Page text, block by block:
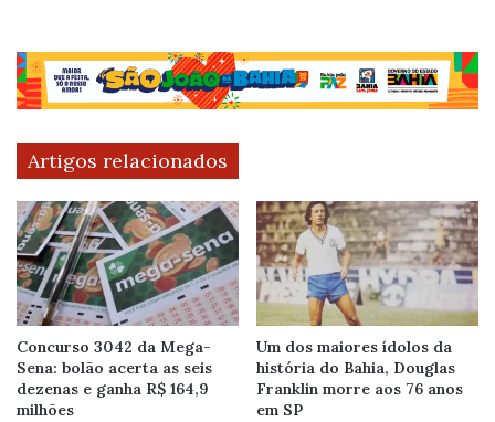
Artigos relacionados
Concurso 3042 da Mega-
Sena: bolão acerta as seis
dezenas e ganha R$ 164,9
milhões
Um dos maiores ídolos da
história do Bahia, Douglas
Franklin morre aos 76 anos
em SP